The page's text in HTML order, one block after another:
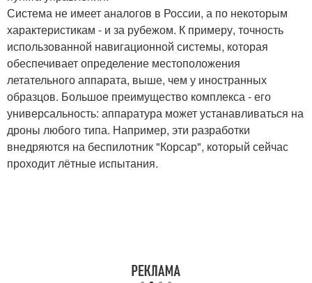
Система не имеет аналогов в России, а по некоторым
характеристикам - и за рубежом. К примеру, точность
использованной навигационной системы, которая
обеспечивает определение местоположения
летательного аппарата, выше, чем у иностранных
образцов. Большое преимущество комплекса - его
универсальность: аппаратура может устанавливаться на
дроны любого типа. Например, эти разработки
внедряются на беспилотник "Корсар", который сейчас
проходит лётные испытания.